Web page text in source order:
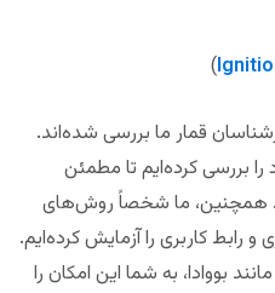
)
قمار ما بررسی شده‌اند.
بررسی کرده‌ایم تا مطمئن
همچنین، ما شخصاً روش‌های
کاربری را آزمایش کرده‌ایم.
بووادا، به شما این امکان را